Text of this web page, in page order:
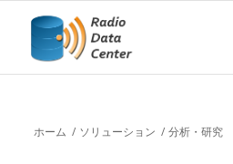
ホーム / ソリューション / 分析・研究